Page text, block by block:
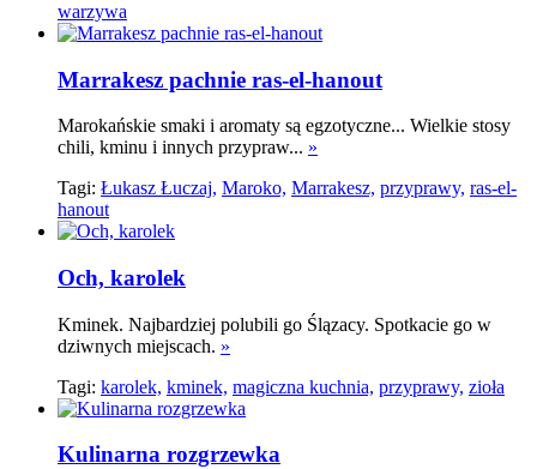
warzywa
Marrakesz pachnie ras-el-hanout
Marokańskie smaki i aromaty są egzotyczne... Wielkie stosy
chili, kminu i innych przypraw... »
Tagi: Łukasz Łuczaj, Maroko, Marrakesz, przyprawy, ras-el-
hanout
Och, karolek
Kminek. Najbardziej polubili go Ślązacy. Spotkacie go w
dziwnych miejscach. »
Tagi: karolek, kminek, magiczna kuchnia, przyprawy, zioła
Kulinarna rozgrzewka